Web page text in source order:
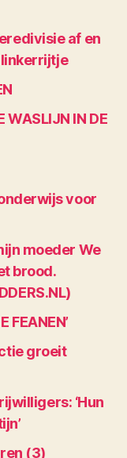
af en
WASLIJN IN DE
voor
moeder We
brood.
FEANEN’
groeit
‘Hun
(3)